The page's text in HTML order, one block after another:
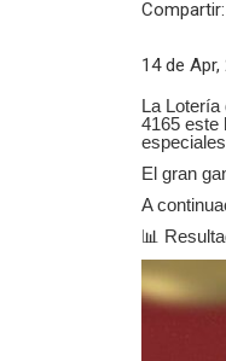
Compartir:
14 de Apr,
La
4165 este
El gran
A
📊